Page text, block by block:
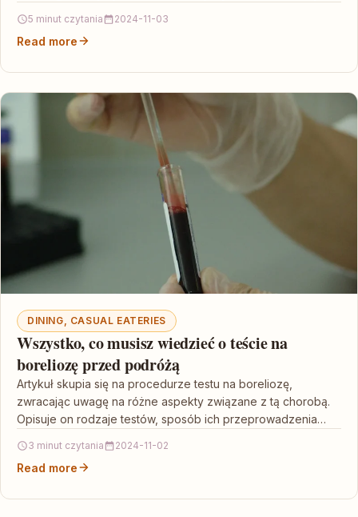
5 minut czytania 2024-11-03
Read more
DINING, CASUAL EATERIES
Wszystko, co musisz wiedzieć o teście na
boreliozę przed podróżą
Artykuł skupia się na procedurze testu na boreliozę,
zwracając uwagę na różne aspekty związane z tą chorobą.
Opisuje on rodzaje testów, sposób ich przeprowadzenia…
3 minut czytania 2024-11-02
Read more